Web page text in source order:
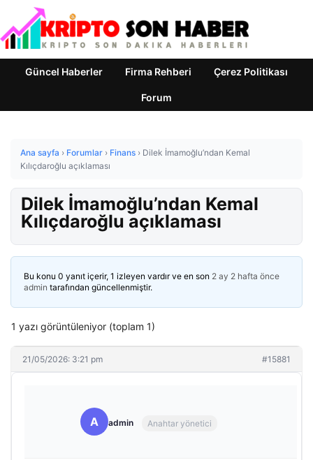
Güncel Haberler Firma Rehberi Çerez Politikası
Forum
Ana sayfa › Forumlar › Finans › Dilek İmamoğlu’ndan Kemal
Kılıçdaroğlu açıklaması
Dilek İmamoğlu’ndan Kemal
Kılıçdaroğlu açıklaması
Bu konu 0 yanıt içerir, 1 izleyen vardır ve en son 2 ay 2 hafta önce
admin tarafından güncellenmiştir.
1 yazı görüntüleniyor (toplam 1)
21/05/2026: 3:21 pm #15881
A admin Anahtar yönetici